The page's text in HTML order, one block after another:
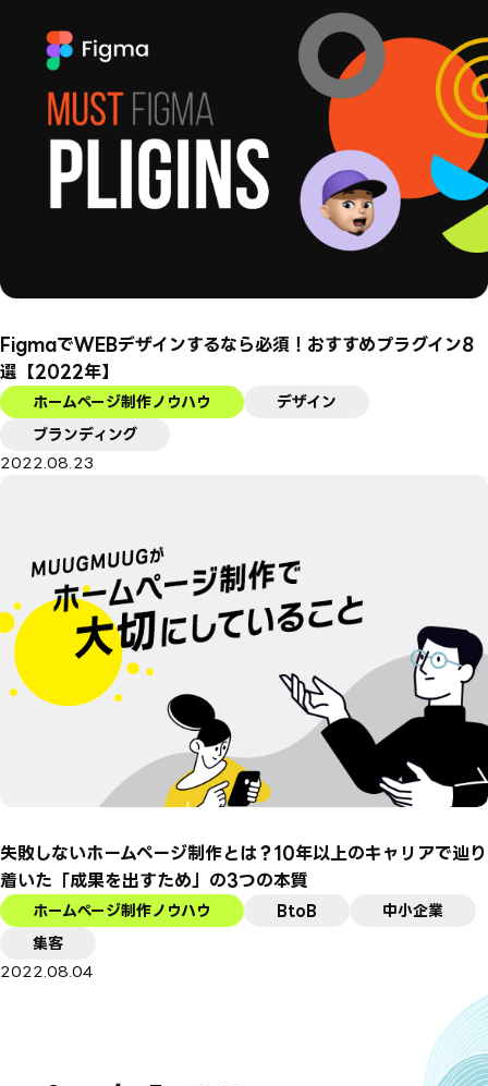
FigmaでWEBデザインするなら必須！おすすめプラグイン8
選【2022年】
ホームページ制作ノウハウ
デザイン
ブランディング
2022.08.23
失敗しないホームページ制作とは？10年以上のキャリアで辿り
着いた「成果を出すため」の3つの本質
ホームページ制作ノウハウ BtoB
中小企業
集客
2022.08.04